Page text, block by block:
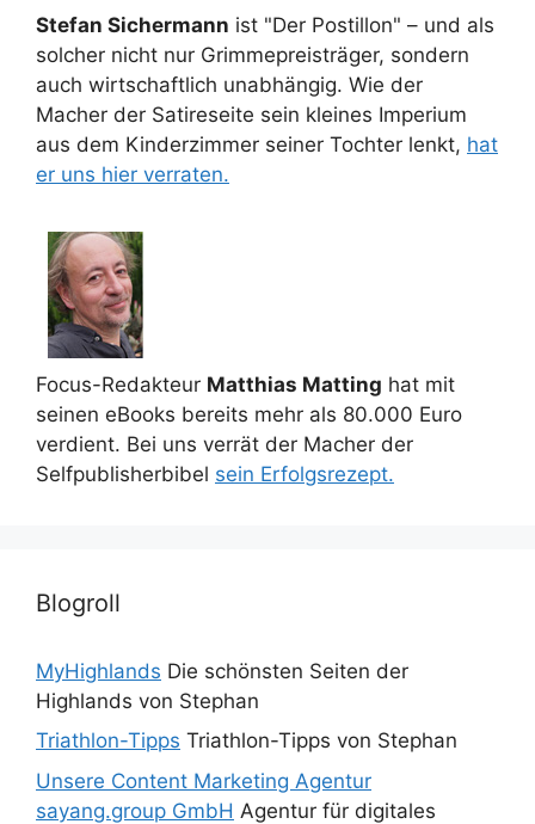
Stefan Sichermann ist "Der Postillon" – und als
solcher nicht nur Grimmepreisträger, sondern
auch wirtschaftlich unabhängig. Wie der
Macher der Satireseite sein kleines Imperium
aus dem Kinderzimmer seiner Tochter lenkt, hat
er uns hier verraten.
Focus-Redakteur Matthias Matting hat mit
seinen eBooks bereits mehr als 80.000 Euro
verdient. Bei uns verrät der Macher der
Selfpublisherbibel sein Erfolgsrezept.
Blogroll
MyHighlands Die schönsten Seiten der
Highlands von Stephan
Triathlon-Tipps Triathlon-Tipps von Stephan
Unsere Content Marketing Agentur
sayang.group GmbH Agentur für digitales